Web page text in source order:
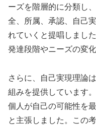
ーズを階層的に分類し
全、所属、承認、自己
れていくと提唱しまし
発達段階やニーズの変
さらに、自己実現理論
組みを提供しています
個人が自己の可能性を
と主張しました。この